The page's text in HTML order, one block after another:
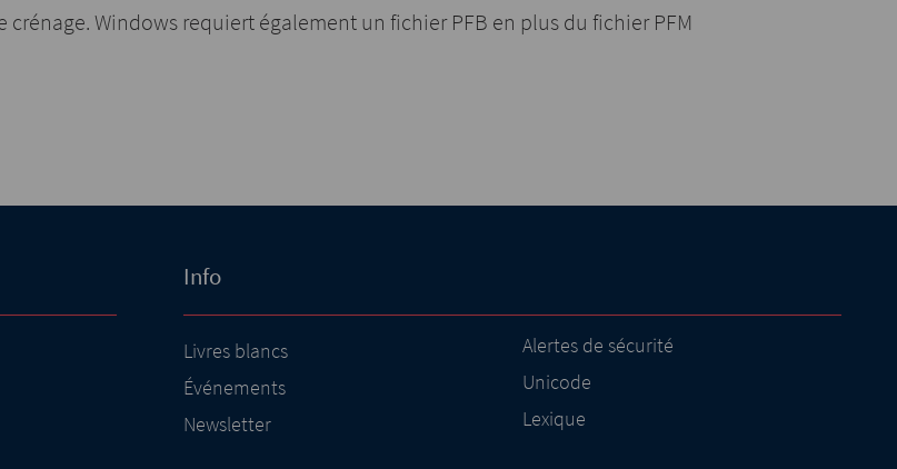
Windows requiert également un fichier PFB en plus du fichier PFM
Info
Livres blancs
Événements
Newsletter
Alertes de sécurité
Unicode
Lexique